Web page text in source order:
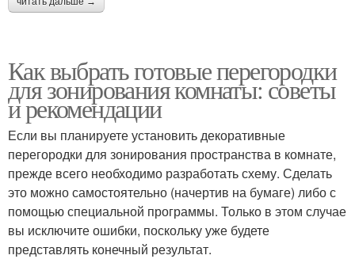
Как выбрать готовые перегородки
для зонирования комнаты: советы
и рекомендации
Если вы планируете установить декоративные
перегородки для зонирования пространства в комнате,
прежде всего необходимо разработать схему. Сделать
это можно самостоятельно (начертив на бумаге) либо с
помощью специальной программы. Только в этом случае
вы исключите ошибки, поскольку уже будете
представлять конечный результат.